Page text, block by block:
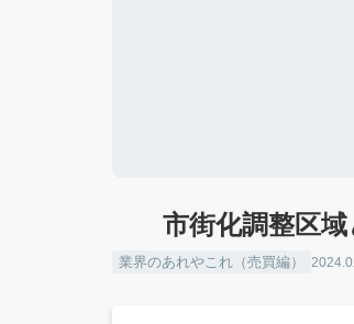
市街化調整区
業界のあれやこれ（売買編）